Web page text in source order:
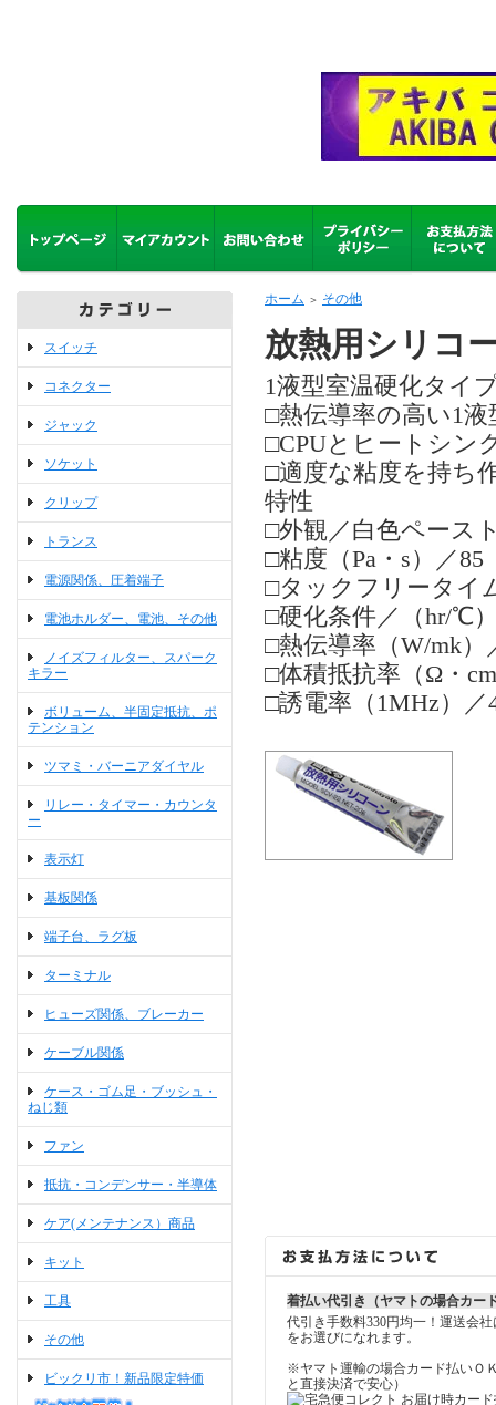
スイッチ
コネクター
ジャック
ソケット
クリップ
トランス
電源関係、圧着端子
電池ホルダー、電池、その他
ノイズフィルター、スパーク
キラー
ボリューム、半固定抵抗、ポ
テンション
ツマミ・バーニアダイヤル
リレー・タイマー・カウンタ
ー
表示灯
基板関係
端子台、ラグ板
ターミナル
ヒューズ関係、ブレーカー
ケーブル関係
ケース・ゴム足・ブッシュ・
ねじ類
ファン
抵抗・コンデンサー・半導体
ケア(メンテナンス）商品
キット
工具
その他
ビックリ市！新品限定特価
ホーム ＞ その他
放熱用シリコ
1液型室温硬化タイ
□熱伝導率の高い1
□CPUとヒートシン
□適度な粘度を持ち
特性
□外観／白色ペース
□粘度（Pa・s）／85
□タックフリータイ
□硬化条件／（hr/℃
□熱伝導率（W/mk）
□体積抵抗率（Ω・
□誘電率（1MHz）／
着払い代引き（ヤマトの場合カー
代引き手数料330円均一！運送会
をお選びになれます。
※ヤマト運輸の場合カード払いＯ
と直接決済で安心）